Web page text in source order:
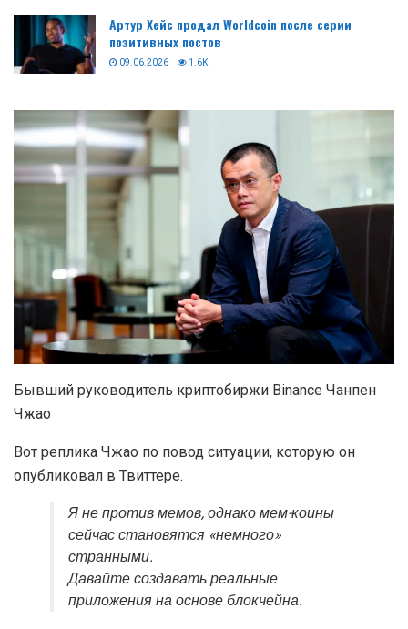
Артур Хейс продал Worldcoin после серии
позитивных постов
09.06.2026 1.6K
Бывший руководитель криптобиржи Binance Чанпен
Чжао
Вот реплика Чжао по повод ситуации, которую он
опубликовал в Твиттере.
Я не против мемов, однако мем-коины
сейчас становятся «немного»
странными.
Давайте создавать реальные
приложения на основе блокчейна.